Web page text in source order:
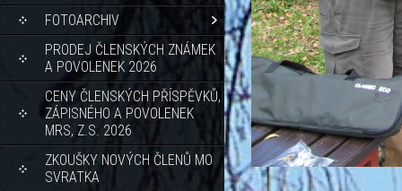
FOTOARCHIV
PRODEJ ČLENSKÝCH ZNÁMEK
A POVOLENEK 2026
CENY ČLENSKÝCH PŘÍSPĚVKŮ,
ZÁPISNÉHO A POVOLENEK
MRS, Z.S. 2026
ZKOUŠKY NOVÝCH ČLENŮ MO
SVRATKA